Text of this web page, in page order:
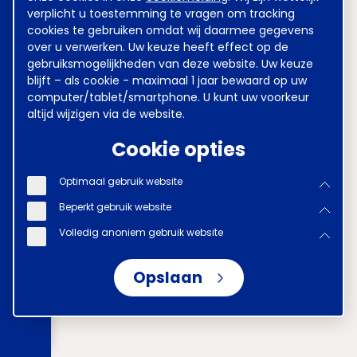
verplicht u toestemming te vragen om tracking
cookies te gebruiken omdat wij daarmee gegevens
over u verwerken. Uw keuze heeft effect op de
gebruiksmogelijkheden van deze website. Uw keuze
blijft – als cookie - maximaal 1 jaar bewaard op uw
computer/tablet/smartphone. U kunt uw voorkeur
altijd wijzigen via de website.
Cookie opties
Optimaal gebruik website
Beperkt gebruik website
Volledig anoniem gebruik website
Opslaan